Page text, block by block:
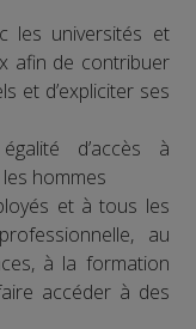
les universités et
afin de contribuer
et d’expliciter ses
d’accès à
hommes
et à tous les
au
à la formation
accéder à des